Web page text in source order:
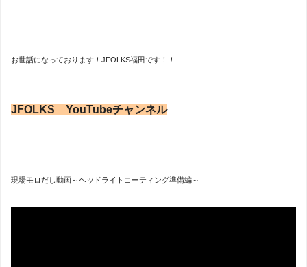
お世話になっております！JFOLKS福田です！！
JFOLKS YouTubeチャンネル
現場モロだし動画～ヘッドライトコーティング準備編～